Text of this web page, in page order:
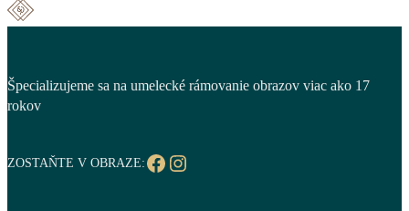
Špecializujeme sa na umelecké rámovanie obrazov viac ako 17
rokov
ZOSTAŇTE V OBRAZE:Facebook Instagram